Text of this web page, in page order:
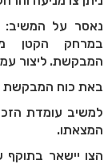
נאסר על המשיב:
במרחק הקטן מ־100 מטרים מהבית .
המבקשת.ליצור
באת כוח המבקשת
המצאתו.
הצו יישאר